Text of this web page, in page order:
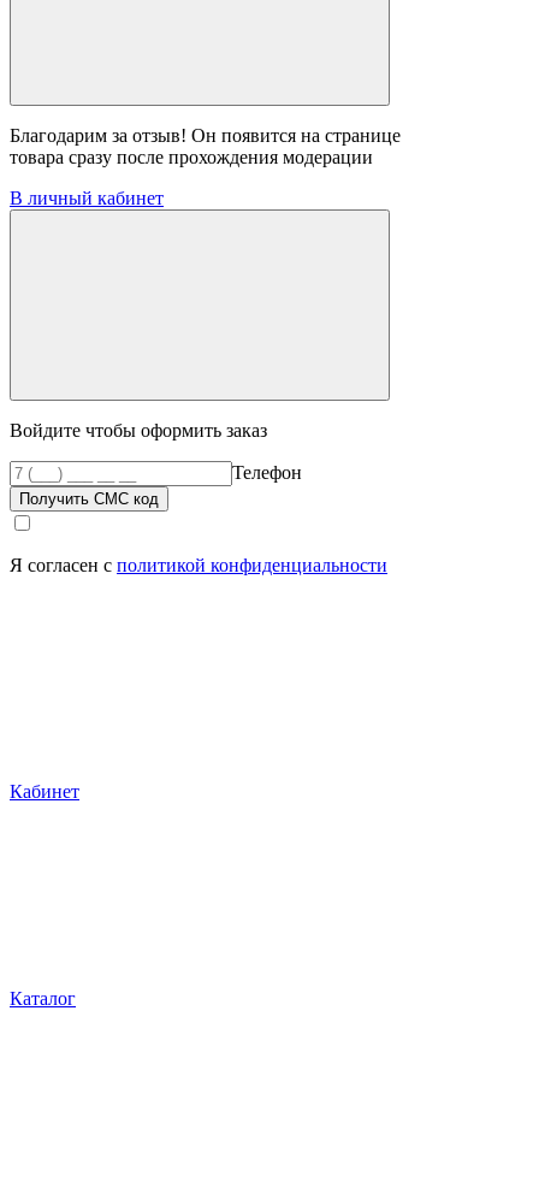
Благодарим за отзыв! Он появится на странице
товара сразу после прохождения модерации
В личный кабинет
Войдите чтобы оформить заказ
Телефон
Получить СМС код
Я согласен с политикой конфиденциальности
Кабинет
Каталог